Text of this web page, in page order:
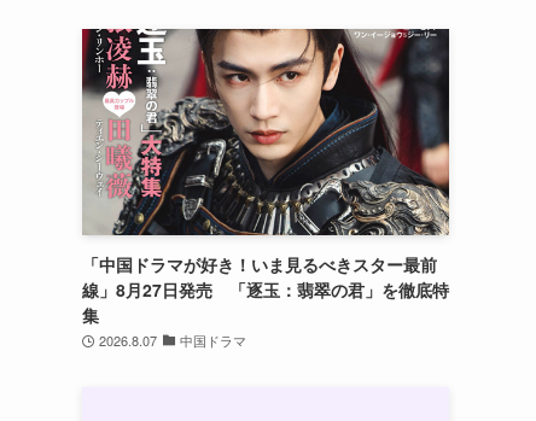
「中国ドラマが好き！いま見るべきスター最前
線」8月27日発売 「逐玉：翡翠の君」を徹底特
集
2026.8.07 中国ドラマ